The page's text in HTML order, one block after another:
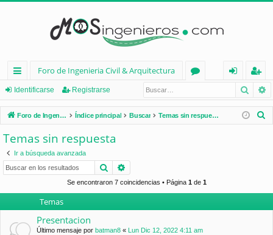
nl
ac
es
rá
pi
Foro de Ingenieria Civil & Arquitectura
os
nt
ifi
eg
ist
ra
Identificarse Registrarse
Foro de Ingenieria Civil & Arquitectura Índice principal Buscar Temas sin respuesta
Temas sin respuesta
Ir a búsqueda avanzada
Buscar
Se encontraron 7 coincidencias • Página 1de 1
Temas
Presentacion
Último mensaje por batman8 «
Lun Dic 12, 2022 4:11 am